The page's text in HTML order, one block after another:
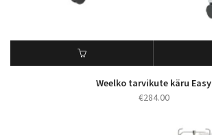
Weelko tarvikute käru Easy
€284.00